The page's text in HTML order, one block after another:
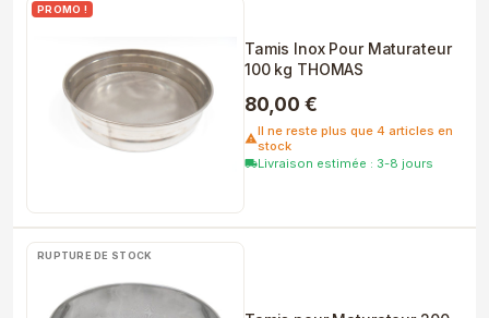
PROMO !
Tamis Inox Pour Maturateur
100 kg THOMAS
80,00 €
warningIl ne reste plus que 4 articles en
stock
local_shippingLivraison estimée : 3-8 jours
RUPTURE DE STOCK